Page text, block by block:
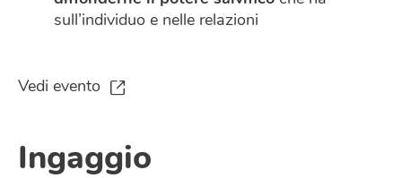
sull’individuo e nelle relazioni
Vedi evento
Ingaggio